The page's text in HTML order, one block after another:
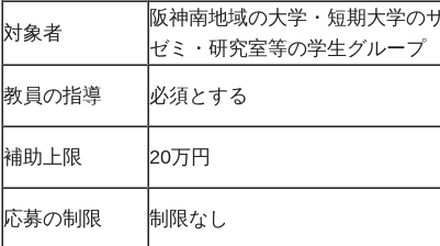
対象者
阪神南地域の大学・短期大学の
ゼミ・研究室等の学生グループ
教員の指導 必須とする
補助上限 20万円
応募の制限 制限なし